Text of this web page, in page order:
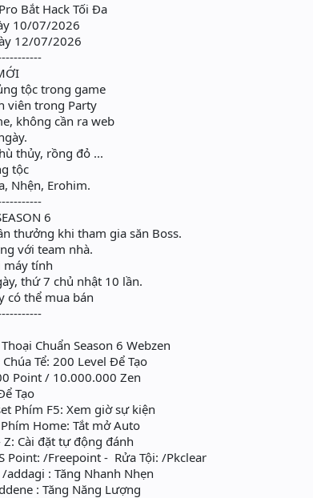
Bắt Hack Tối Đa
10/07/2026
12/07/2026
tộc trong game
viên trong Party
không cần ra web
thủy, rồng đỏ ...
tộc
Nhện, Erohim.
6
thưởng khi tham gia săn Boss.
với team nhà.
máy tính
thứ 7 chủ nhật 10 lần.
có thể mua bán
Chuẩn Season 6 Webzen
Tể: 200 Level Để Tạo
Point / 10.000.000 Zen
Tạo
Phím F5: Xem giờ sự kiện
Home: Tắt mở Auto
Cài đặt tự động đánh
Point: /Freepoint - Rửa Tội: /Pkclear
: Tăng Nhanh Nhẹn
: Tăng Năng Lượng